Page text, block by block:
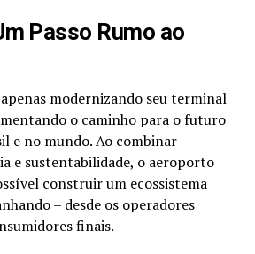
Passo Rumo ao
modernizando seu terminal
o caminho para o futuro
e no mundo. Ao combinar
e sustentabilidade, o aeroporto
construir um ecossistema
– desde os operadores
finais.